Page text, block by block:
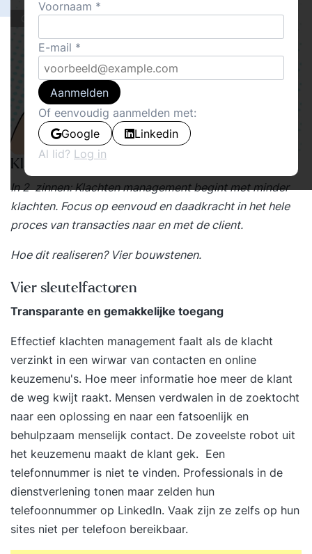
Cover stories
Klachtenmanagement hoe?
In 2 zinnen: Klachten management begint met minder
klachten. Focus op eenvoud en daadkracht in het hele
proces van transacties naar en met de client.
Hoe dit realiseren? Vier bouwstenen.
Vier sleutelfactoren
Transparante en gemakkelijke toegang
Effectief klachten management faalt als de klacht
verzinkt in een wirwar van contacten en online
keuzemenu's. Hoe meer informatie hoe meer de klant
de weg kwijt raakt. Mensen verdwalen in de zoektocht
naar een oplossing en naar een fatsoenlijk en
behulpzaam menselijk contact. De zoveelste robot uit
het keuzemenu maakt de klant gek. Een
telefonnummer is niet te vinden. Professionals in de
dienstverlening tonen maar zelden hun
telefoonnummer op LinkedIn. Vaak zijn ze zelfs op hun
sites niet per telefoon bereikbaar.
Voornaam
E-mail
Aanmelden
Of eenvoudig aanmelden met:
Google
Linkedin
Al lid? Log in